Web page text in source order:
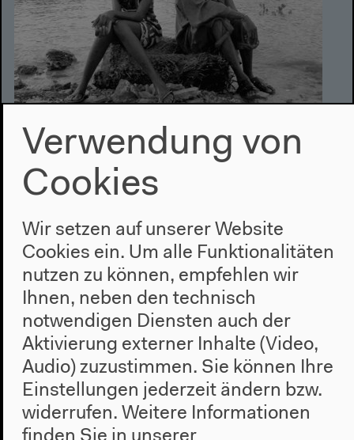
A batalha de Tabatô (The
Battle of Tabatô)
R: João Viana
Film
Eintritt: Abendticket (2 Konzerte + Film) 13€/10€, Film solo
6€/4€
Freitag 8.8.2014
17h
Verwendung von
Cookies
Wir setzen auf unserer Website
Cookies ein. Um alle Funktionalitäten
nutzen zu können, empfehlen wir
Ihnen, neben den technisch
notwendigen Diensten auch der
Aktivierung externer Inhalte (Video,
Audio) zuzustimmen. Sie können Ihre
Einstellungen jederzeit ändern bzw.
widerrufen. Weitere Informationen